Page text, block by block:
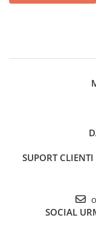
SUPORT CLIENTI
SOCIAL